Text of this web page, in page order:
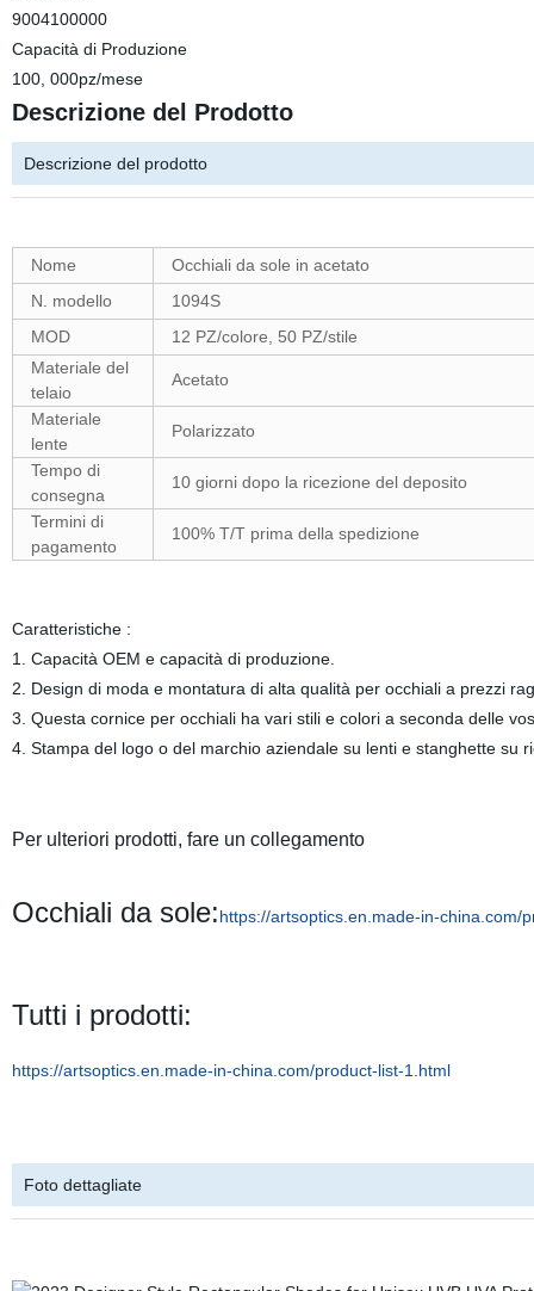
9004100000
Capacità di Produzione
100, 000pz/mese
Descrizione del Prodotto
Descrizione del prodotto
Nome
Occhiali da sole in acetato
N. modello
1094S
MOD
12 PZ/colore, 50 PZ/stile
Materiale del
telaio
Acetato
Materiale
lente
Polarizzato
Tempo di
consegna
10 giorni dopo la ricezione del deposito
Termini di
pagamento
100% T/T prima della spedizione
Caratteristiche :
1. Capacità OEM e capacità di produzione.
2. Design di moda e montatura di alta qualità per occhiali a prezzi
3. Questa cornice per occhiali ha vari stili e colori a seconda delle
4. Stampa del logo o del marchio aziendale su lenti e stanghette su
Per ulteriori prodotti, fare un collegamento
Occhiali da sole:https://artsoptics.en.made-in-china.com/
Tutti i prodotti:
https://artsoptics.en.made-in-china.com/product-list-1.html
Foto dettagliate